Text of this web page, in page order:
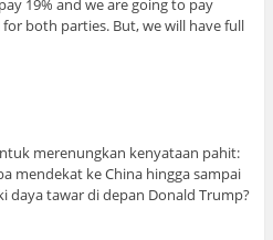
19% and we are going to pay
both parties. But, we will have full
merenungkan kenyataan pahit:
mendekat ke China hingga sampai
daya tawar di depan Donald Trump?